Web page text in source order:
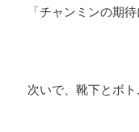
「チャンミンの期
次いで、靴下とボト